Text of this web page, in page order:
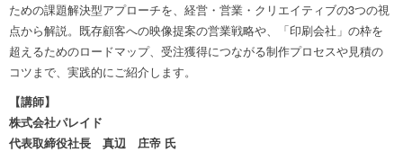
ための課題解決型アプローチを、経営・営業・クリエイティブの3つの視
点から解説。既存顧客への映像提案の営業戦略や、「印刷会社」の枠を
超えるためのロードマップ、受注獲得につながる制作プロセスや見積の
コツまで、実践的にご紹介します。
【講師】
株式会社パレイド
代表取締役社長 真辺 庄帝 氏